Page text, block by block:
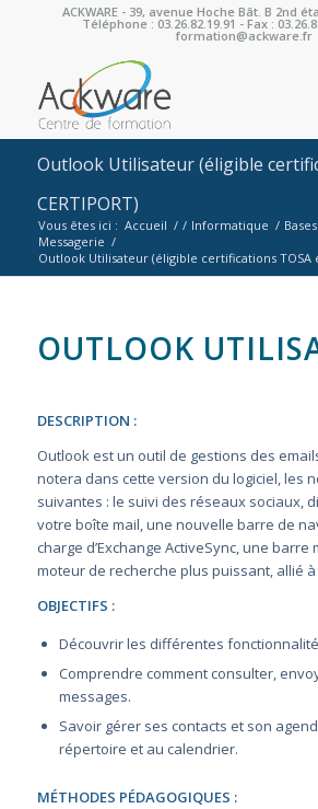
ACKWARE - 39, avenue Hoche Bât. B 2nd
Téléphone : 03.26.82.19.91 - Fax :
formation@ackware.fr
Outlook Utilisateur (éligible
CERTIPORT)
Vous êtes ici : Accueil / / Informatique /
Messagerie /
Outlook Utilisateur (éligible certifications TOSA
OUTLOOK
DESCRIPTION :
Outlook est un outil de gestions des
notera dans cette version du logiciel, les
suivantes : le suivi des réseaux sociaux,
votre boîte mail, une nouvelle barre de
charge d’Exchange ActiveSync, une
moteur de recherche plus puissant, allié
OBJECTIFS :
Découvrir les différentes
Comprendre comment consulter,
messages.
Savoir gérer ses contacts et son
répertoire et au calendrier.
MÉTHODES PÉDAGOGIQUES :